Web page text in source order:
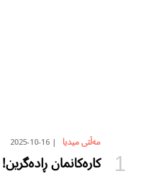
مەڵتی میدیا 2025-10-16
کارەکانمان ڕادەگرین!